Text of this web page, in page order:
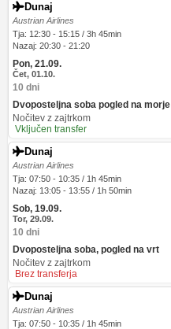
Dunaj
Austrian Airlines
Tja: 12:30 - 15:15 / 3h 45min
Nazaj: 20:30 - 21:20
Pon, 21.09.
Čet, 01.10.
10 dni
Dvoposteljna soba pogled na morje
Nočitev z zajtrkom
Vključen transfer
Dunaj
Austrian Airlines
Tja: 07:50 - 10:35 / 1h 45min
Nazaj: 13:05 - 13:55 / 1h 50min
Sob, 19.09.
Tor, 29.09.
10 dni
Dvoposteljna soba, pogled na vrt
Nočitev z zajtrkom
Brez transferja
Dunaj
Austrian Airlines
Tja: 07:50 - 10:35 / 1h 45min